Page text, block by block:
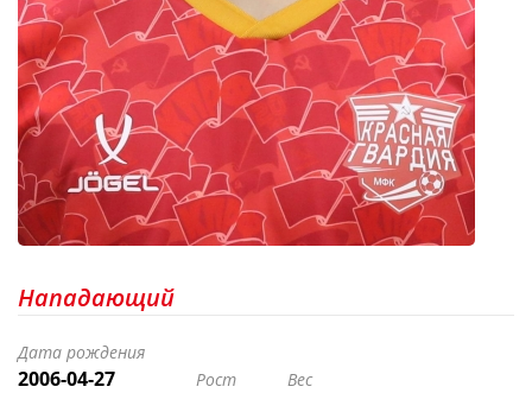
Нападающий
Дата рождения
2006-04-27 Рост Вес